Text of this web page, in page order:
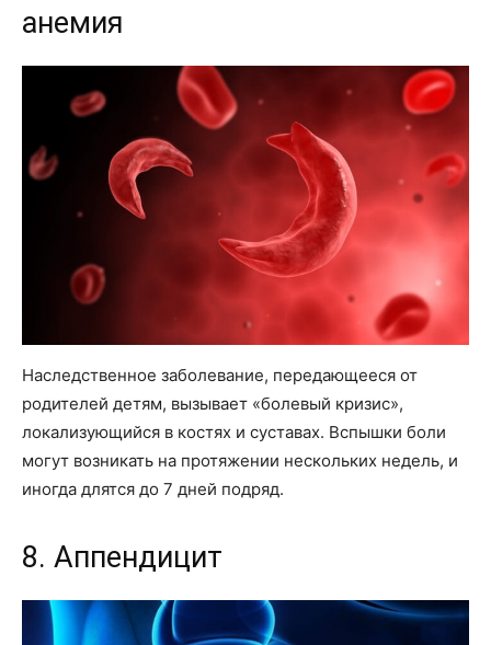
анемия
Наследственное заболевание, передающееся от
родителей детям, вызывает «болевый кризис»,
локализующийся в костях и суставах. Вспышки боли
могут возникать на протяжении нескольких недель, и
иногда длятся до 7 дней подряд.
8. Аппендицит